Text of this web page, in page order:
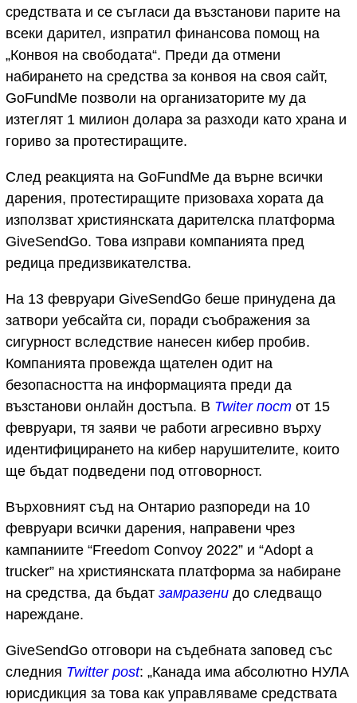
средствата и се съгласи да възстанови парите на
всеки дарител, изпратил финансова помощ на
„Конвоя на свободата“. Преди да отмени
набирането на средства за конвоя на своя сайт,
GoFundMe позволи на организаторите му да
изтеглят 1 милион долара за разходи като храна и
гориво за протестиращите.
След реакцията на GoFundMe да върне всички
дарения, протестиращите призоваха хората да
използват християнската дарителска платформа
GiveSendGo. Това изправи компанията пред
редица предизвикателства.
На 13 февруари GiveSendGo беше принудена да
затвори уебсайта си, поради съображения за
сигурност вследствие нанесен кибер пробив.
Компанията провежда щателен одит на
безопасността на информацията преди да
възстанови онлайн достъпа. В Twiter пост от 15
февруари, тя заяви че работи агресивно върху
идентифицирането на кибер нарушителите, които
ще бъдат подведени под отговорност.
Върховният съд на Онтарио разпореди на 10
февруари всички дарения, направени чрез
кампаниите “Freedom Convoy 2022” и “Adopt a
trucker” на християнската платформа за набиране
на средства, да бъдат замразени до следващо
нареждане.
GiveSendGo отговори на съдебната заповед със
следния Twitter post: „Канада има абсолютно НУЛА
юрисдикция за това как управляваме средствата